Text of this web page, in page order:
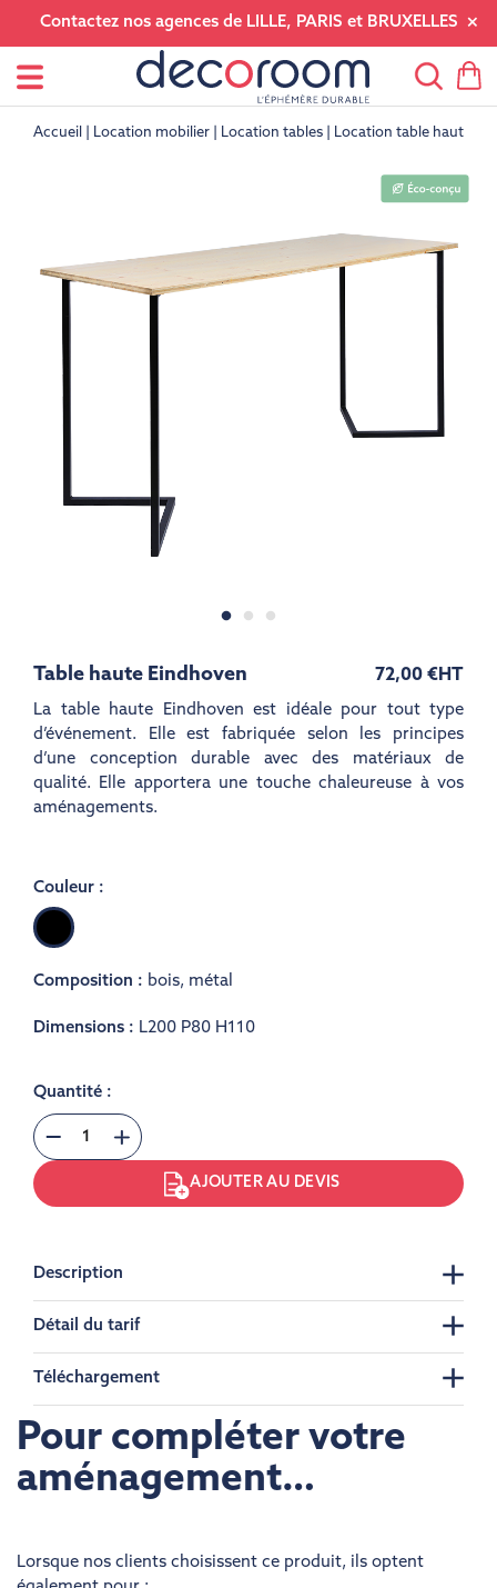
Contactez nos agences de LILLE, PARIS et BRUXELLES
Accueil Location mobilier Location tables Location table haute et
Table haute Eindhoven 72,00 €HT
La table haute Eindhoven est idéale pour tout type
d’événement. Elle est fabriquée selon les principes
d’une conception durable avec des matériaux de
qualité. Elle apportera une touche chaleureuse à vos
aménagements.
Couleur :
Noir
Composition : bois, métal
Dimensions : L200 P80 H110
Quantité :
AJOUTER AU DEVIS
Description
Détail du tarif
Téléchargement
Pour compléter votre
aménagement…
Lorsque nos clients choisissent ce produit, ils optent